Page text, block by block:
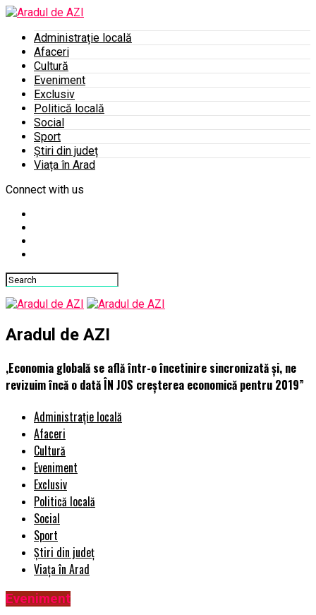
Administrație locală
Afaceri
Cultură
Eveniment
Exclusiv
Politică locală
Social
Sport
Știri din județ
Viața în Arad
Connect with us
Aradul de AZI
,Economia globală se află într-o încetinire sincronizată și, ne
revizuim încă o dată ÎN JOS creșterea economică pentru 2019”
Administrație locală
Afaceri
Cultură
Eveniment
Exclusiv
Politică locală
Social
Sport
Știri din județ
Viața în Arad
Eveniment